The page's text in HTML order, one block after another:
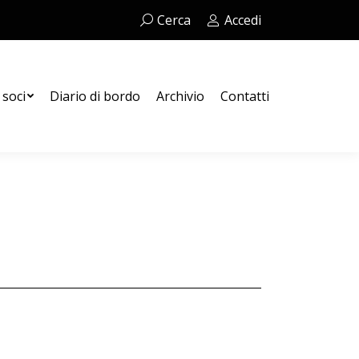
Cerca:Cerca Accedi
Diario di bordo Archivio Contatti
Contatti